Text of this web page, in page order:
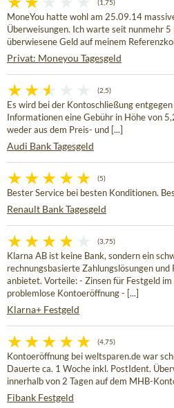
(1,75)
MoneYou hatte wohl am 25.09.14
Überweisungen. Ich warte seit nunmehr
überwiesene Geld auf meinem
Privat: Moneyou Tagesgeld
(2,5)
Es wird bei der Kontoschließung
Informationen eine Gebühr in Höhe von
weder aus dem Preis- und [...]
Audi Bank Tagesgeld
(5)
Bester Service bei besten Konditionen.
Renault Bank Tagesgeld
(3,75)
Klarna AB ist keine Bank, sondern ein
rechnungsbasierte Zahlungslösungen
anbietet. Vorteile: - Zinsen für Festgeld
problemlose Kontoeröffnung - [...]
Klarna+ Festgeld
(4,75)
Kontoeröffnung bei weltsparen.de war
Dauerte ca. 1 Woche inkl. PostIdent.
innerhalb von 2 Tagen auf dem MHB-
Fibank Festgeld